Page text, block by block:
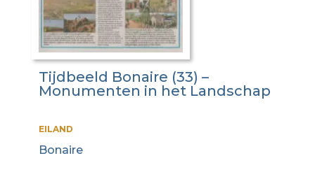
Tijdbeeld Bonaire (33) –
Monumenten in het Landschap
EILAND
Bonaire